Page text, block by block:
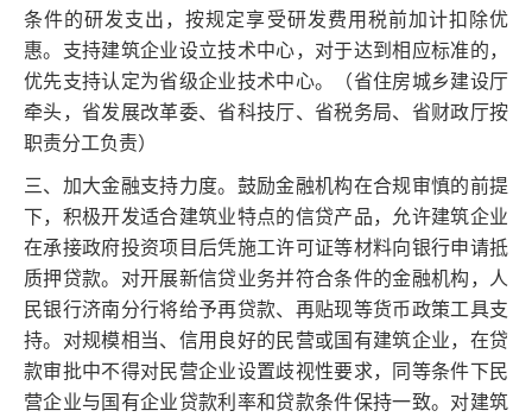
条件的研发支出，按规定享受研发费用税前加计扣除优
惠。支持建筑企业设立技术中心，对于达到相应标准的，
优先支持认定为省级企业技术中心。（省住房城乡建设厅
牵头，省发展改革委、省科技厅、省税务局、省财政厅按
职责分工负责）
三、加大金融支持力度。鼓励金融机构在合规审慎的前提
下，积极开发适合建筑业特点的信贷产品，允许建筑企业
在承接政府投资项目后凭施工许可证等材料向银行申请抵
质押贷款。对开展新信贷业务并符合条件的金融机构，人
民银行济南分行将给予再贷款、再贴现等货币政策工具支
持。对规模相当、信用良好的民营或国有建筑企业，在贷
款审批中不得对民营企业设置歧视性要求，同等条件下民
营企业与国有企业贷款利率和贷款条件保持一致。对建筑